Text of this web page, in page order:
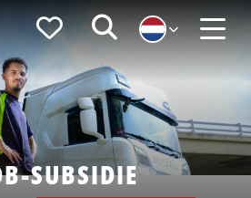
FavorietenZoeken
Menu
SUBSIDIE